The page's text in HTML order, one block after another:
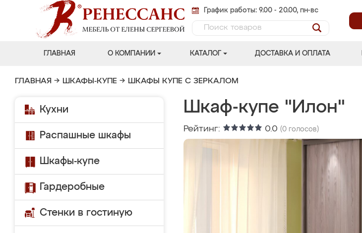
График работы: 9.00 - 20.00, пн-вс
ГЛАВНАЯ О КОМПАНИИ КАТАЛОГ ДОСТАВКА И ОПЛАТА
ГЛАВНАЯ → ШКАФЫ-КУПЕ → ШКАФЫ КУПЕ С ЗЕРКАЛОМ
Кухни
Распашные шкафы
Шкафы-купе
Гардеробные
Стенки в гостиную
Шкаф-купе "Илон"
Рейтинг: 0.0 (0 голосов)